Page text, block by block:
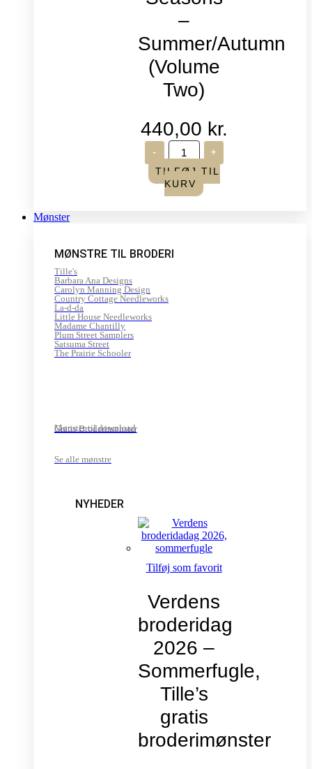
–
Summer/Autumn
(Volume
Two)
440,00 kr.
-
Life
in
Seasons
-
Summer/Autumn
+
TILFØJ TIL
KURV
Mønster
MØNSTRE TIL BRODERI
Tille's
Barbara Ana Designs
Carolyn Manning Design
Country Cottage Needleworks
La-d-da
Little House Needleworks
Madame Chantilly
Plum Street Samplers
Satsuma Street
The Prairie Schooler
Mønster til download
Gratis Broderimønster
Se alle mønstre
NYHEDER
Tilføj som favorit
Verdens
broderidag
2026 –
Sommerfugle,
Tille’s
gratis
broderimønster